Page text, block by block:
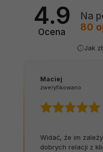
4.9
Ocena
Na
80
Jak
Maciej
zweryfikowano
Widać, że im
dobrych relacji z